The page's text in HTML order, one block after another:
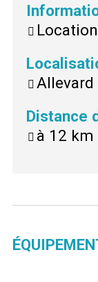
Allevard
Distance
à 12 km